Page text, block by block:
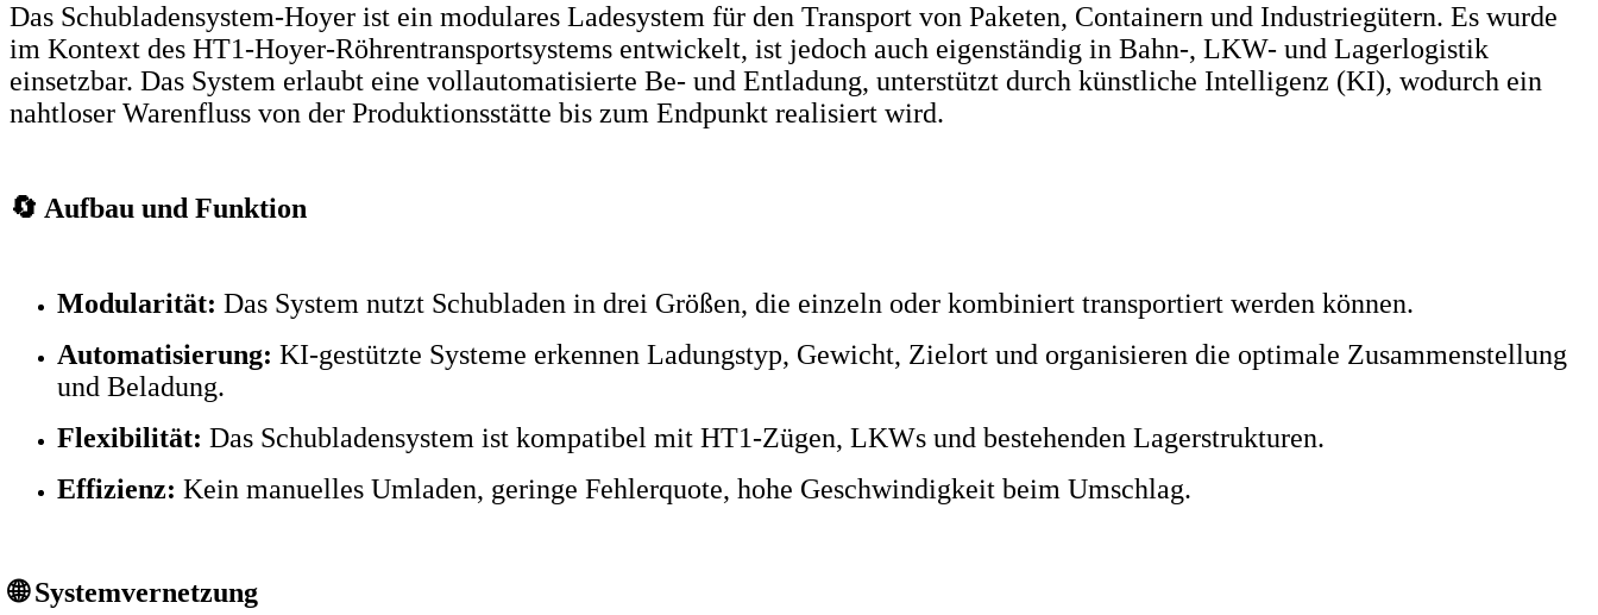
Das Schubladensystem-Hoyer ist ein modulares Ladesystem für den Transport von Paketen, Containern und Industriegütern. Es wurde
im Kontext des HT1-Hoyer-Röhrentransportsystems entwickelt, ist jedoch auch eigenständig in Bahn-, LKW- und Lagerlogistik
einsetzbar. Das System erlaubt eine vollautomatisierte Be- und Entladung, unterstützt durch künstliche Intelligenz (KI), wodurch ein
nahtloser Warenfluss von der Produktionsstätte bis zum Endpunkt realisiert wird.
🔄 Aufbau und Funktion
Modularität: Das System nutzt Schubladen in drei Größen, die einzeln oder kombiniert transportiert werden können.
Automatisierung: KI-gestützte Systeme erkennen Ladungstyp, Gewicht, Zielort und organisieren die optimale Zusammenstellung
und Beladung.
Flexibilität: Das Schubladensystem ist kompatibel mit HT1-Zügen, LKWs und bestehenden Lagerstrukturen.
Effizienz: Kein manuelles Umladen, geringe Fehlerquote, hohe Geschwindigkeit beim Umschlag.
🌐 Systemvernetzung